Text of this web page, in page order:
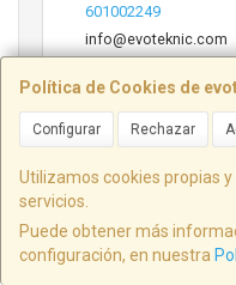
Política de Cookies de
Configurar Rechazar
Utilizamos cookies propias
servicios.
Puede obtener más
configuración, en nuestra
601002249
info@evoteknic.com
Horario
ALICANTE 48 LOCAL 2, 03440,
601002249